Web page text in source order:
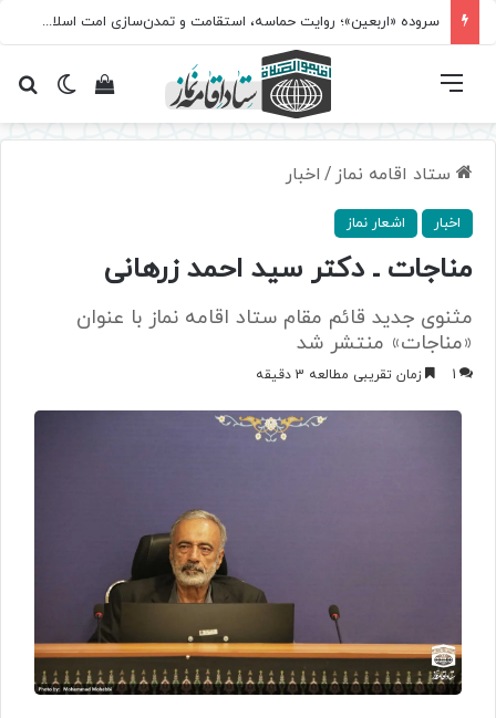
مسابقه سراسری «نماز؛ میراث کربلا» برگزار می‌شود
تغییرمشاهده فهرست
ستاد اقامه نماز / اخبار
اخبار اشعار نماز
مناجات ـ دکتر سید احمد زرهانی
مثنوی جدید قائم مقام ستاد اقامه نماز با عنوان
«مناجات» منتشر شد
1 زمان تقریبی مطالعه 3 دقیقه